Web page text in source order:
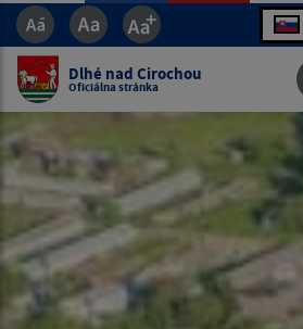
Dlhé nad Cirochou
Oficiálna stránka